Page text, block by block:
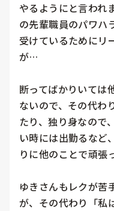
やるようにと言われ
の先輩職員のパワハ
受けているためにリ
が…
断ってばかりいては
ないので、その代わ
たり、独り身なので
い時には出勤るなど
りに他のことで頑張
ゆきさんもレクが苦
が、その代わり「私